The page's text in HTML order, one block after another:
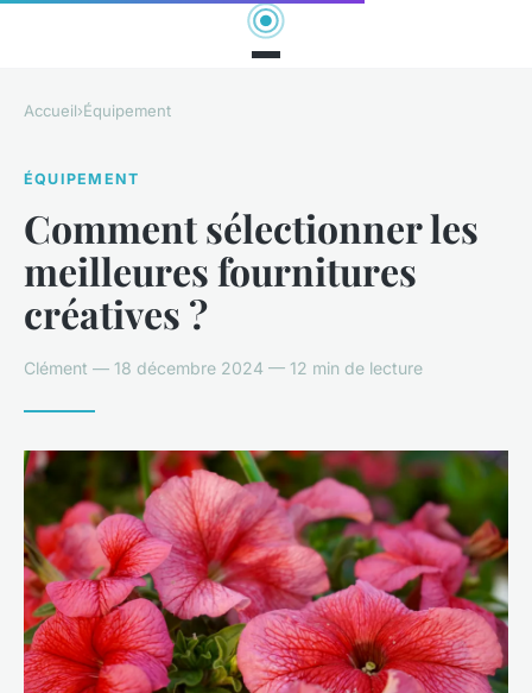
Accueil›Équipement
ÉQUIPEMENT
Comment sélectionner les
meilleures fournitures
créatives ?
Clément — 18 décembre 2024 — 12 min de lecture